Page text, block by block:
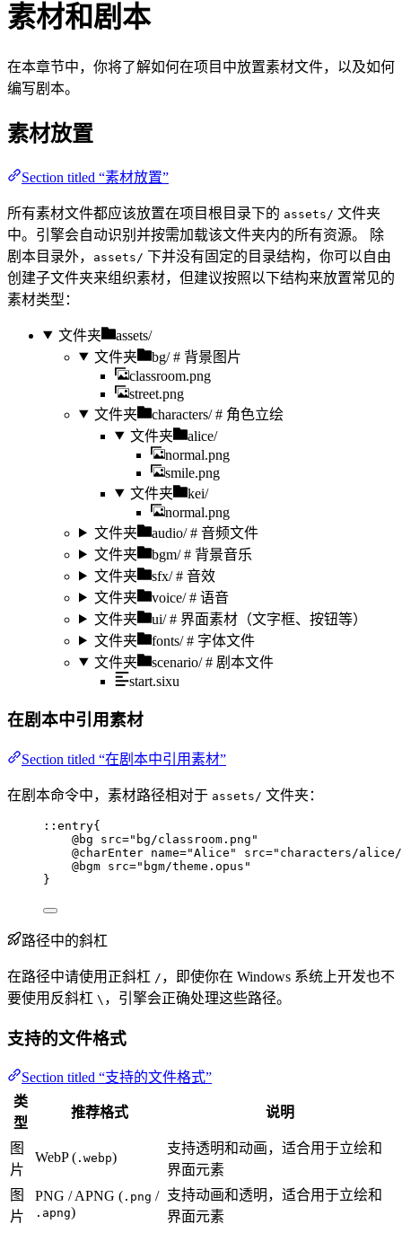
素材和剧本
在本章节中，你将了解如何在项目中放置素材文件，以及如何
编写剧本。
素材放置
Section titled “素材放置”
所有素材文件都应该放置在项目根目录下的 assets/ 文件夹
中。引擎会自动识别并按需加载该文件夹内的所有资源。 除
剧本目录外，
assets/ 下并没有固定的目录结构，你可以自由
创建子文件夹来组织素材，但建议按照以下结构来放置常见的
素材类型：
文件夹
assets/
文件夹
bg/ # 背景图片
classroom.png
street.png
文件夹
characters/ # 角色立绘
文件夹
alice/
normal.png
smile.png
文件夹
kei/
normal.png
文件夹
audio/ # 音频文件
文件夹
bgm/ # 背景音乐
文件夹
sfx/ # 音效
文件夹
voice/ # 语音
文件夹
ui/ # 界面素材（文字框、按钮等）
文件夹
fonts/ # 字体文件
文件夹
scenario/ # 剧本文件
start.sixu
在剧本中引用素材
Section titled “在剧本中引用素材”
在剧本命令中，素材路径相对于 assets/ 文件夹：
::entry{
@bg
src="bg/classroom.png"
@charEnter name="Alice" src="characters/alice/
@bgm src="bgm/theme.opus"
}
路径中的斜杠
在路径中请使用正斜杠 / ，即使你在 Windows 系统上开发也不
要使用反斜杠 \ ，引擎会正确处理这些路径。
支持的文件格式
Section titled “支持的文件格式”
类
型
推荐格式 说明
图
片
WebP ( .webp)
支持透明和动画，适合用于立绘和
界面元素
图
片
PNG / APNG ( .png /
.apng)
支持动画和透明，适合用于立绘和
界面元素